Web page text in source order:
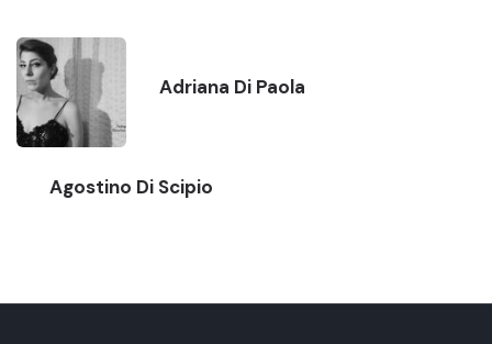
Adriana Di Paola
Agostino Di Scipio